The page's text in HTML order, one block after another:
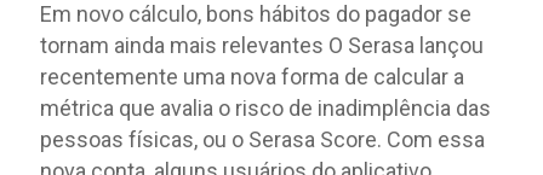
Em novo cálculo, bons hábitos do pagador se
tornam ainda mais relevantes O Serasa lançou
recentemente uma nova forma de calcular a
métrica que avalia o risco de inadimplência das
pessoas físicas, ou o Serasa Score. Com essa